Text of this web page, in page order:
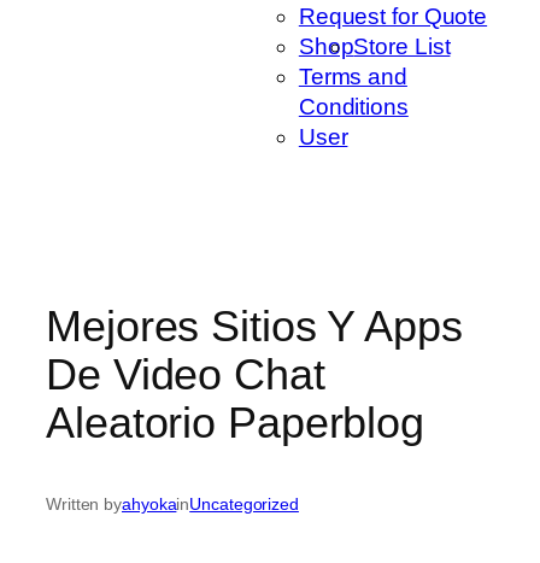
Request for Quote
ShopStore List
Terms and
Conditions
User
Mejores Sitios Y Apps
De Video Chat
Aleatorio Paperblog
Written byahyokainUncategorized